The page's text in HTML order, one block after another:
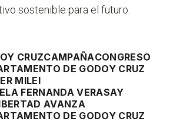
sostenible para el futuro.
CRUZCAMPAÑACONGRESO
DE GODOY CRUZ
MILEI
FERNANDA VERASAY
AVANZA
DE GODOY CRUZ